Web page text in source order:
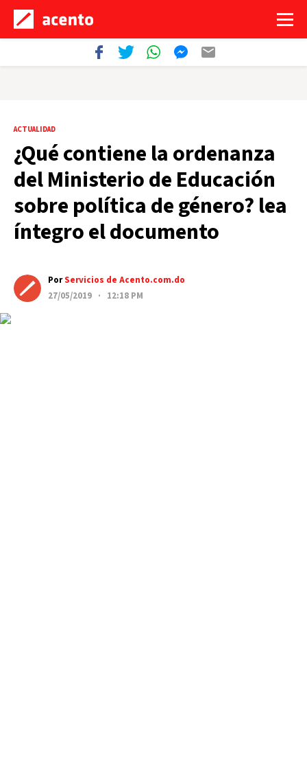
ACTUALIDAD
¿Qué contiene la ordenanza
del Ministerio de Educación
sobre política de género? lea
íntegro el documento
PorServicios de Acento.com.do
27/05/2019 · 12:18 PM